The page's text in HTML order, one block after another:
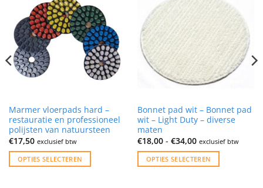
Marmer vloerpads hard –
restauratie en professioneel
polijsten van natuursteen
€17,50 exclusief btw
OPTIES SELECTEREN
Bonnet pad wit – Bonnet pad
wit – Light Duty – diverse
maten
€18,00 - €34,00Prijsklasse:
€18,00
tot
€34,00
exclusief btw
OPTIES SELECTEREN